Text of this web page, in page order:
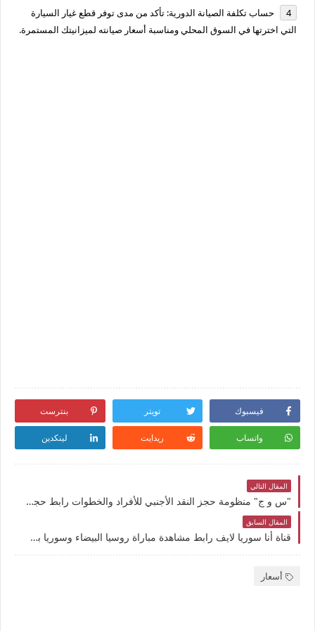
حساب تكلفة الصيانة الدورية: تأكد من مدى توفر قطع غيار السيارة
التي اخترتها في السوق المحلي ومناسبة أسعار صيانته لميزانيتك المستمرة.
فيسبوك تويتر بنترست
واتساب ريدايت لينكدين
المقال التالي
"س و ج" منظومة حجز النقد الأجنبي للأفراد والخطوات رابط حجز الدولار 10,000 دولار 2026 في ليبيا الـ وكيفية التسجيل
المقال السابق
قناة أنا سوريا لايف رابط مشاهدة مباراة روسيا البيضاء وسوريا بث مباشر بتاريخ 05-06-2026 مباراة ودية يوتيوب بدون تقطيع
أسعار